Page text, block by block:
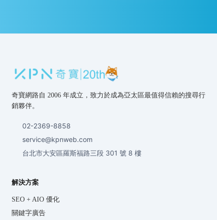
奇寶網路自 2006 年成立，致力於成為亞太區最值得信賴的搜尋行
銷夥伴。
02-2369-8858
service@kpnweb.com
台北市大安區羅斯福路三段 301 號 8 樓
解決方案
SEO + AIO 優化
關鍵字廣告